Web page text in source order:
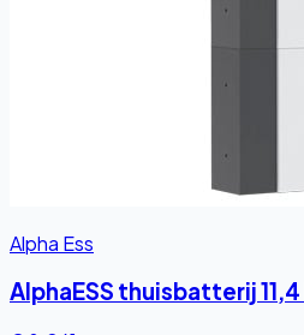
Alpha Ess
AlphaESS thuisbatterij